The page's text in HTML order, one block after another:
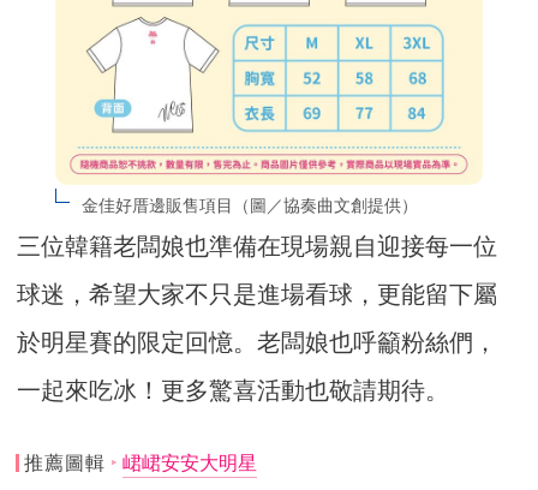
金佳好厝邊販售項目（圖／協奏曲文創提供）
三位韓籍老闆娘也準備在現場親自迎接每一位
球迷，希望大家不只是進場看球，更能留下屬
於明星賽的限定回憶。老闆娘也呼籲粉絲們，
一起來吃冰！更多驚喜活動也敬請期待。
推薦圖輯 峮峮安安大明星